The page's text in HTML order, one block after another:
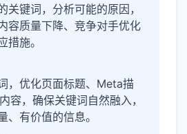
关键词，分析可能的原因，
容质量下降、竞争对手优化
措施。
，优化页面标题、Meta描
容，确保关键词自然融入，
、有价值的信息。